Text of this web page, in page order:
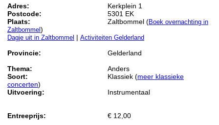
Adres:
Kerkplein 1
Postcode:
5301 EK
Plaats:
Zaltbommel (Boek overnachting in
Zaltbommel )
Dagje uit in Zaltbommel | Activiteiten Gelderland
Provincie:
Gelderland
Thema:
Anders
Soort:
Klassiek (meer klassieke
concerten)
Uitvoering:
Instrumentaal
Entreeprijs: € 12,00